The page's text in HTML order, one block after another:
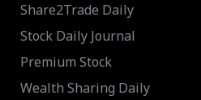
Share2Trade Daily
Stock Daily Journal
Premium Stock
Wealth Sharing Daily